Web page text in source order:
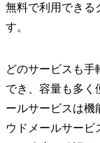
無料で利用できる
す。
どのサービスも手
でき、容量も多く
ールサービスは機
ウドメールサービ